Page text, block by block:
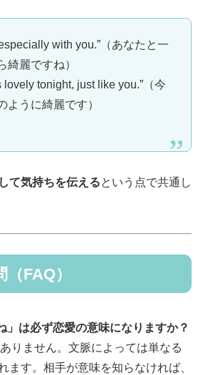
with you.”（あなたと一
綺麗ですね）
lovely tonight, just like you.”（今
ように綺麗です）
て気持ちを伝えるという点で共通し
FAQ）
」は必ず恋愛の意味になりますか？
りません。文脈によっては単なる
ます。相手が意味を知らなければ、